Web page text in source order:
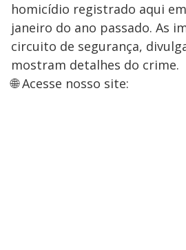
homicídio registrado aqui
janeiro do ano passado. As
circuito de segurança,
mostram detalhes do crime.
🌐 Acesse nosso site: